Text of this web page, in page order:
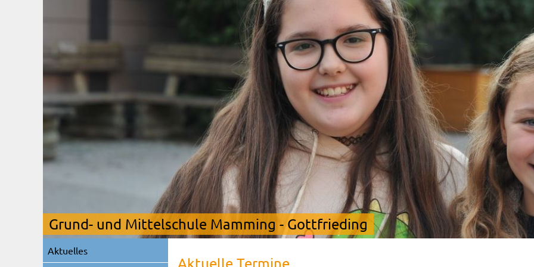
Grund- und Mittelschule Mamming - Gottfrieding
Aktuelle Termine
Navigation
überspringen
Aktuelles